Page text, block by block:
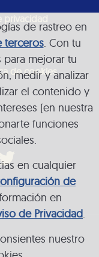
privacidad
de cookies
de rastreo en
terceros. Con tu
para mejorar tu
medir y analizar
el contenido y
(en nuestra
funciones
en cualquier
de
en
de Privacidad.
nuestro